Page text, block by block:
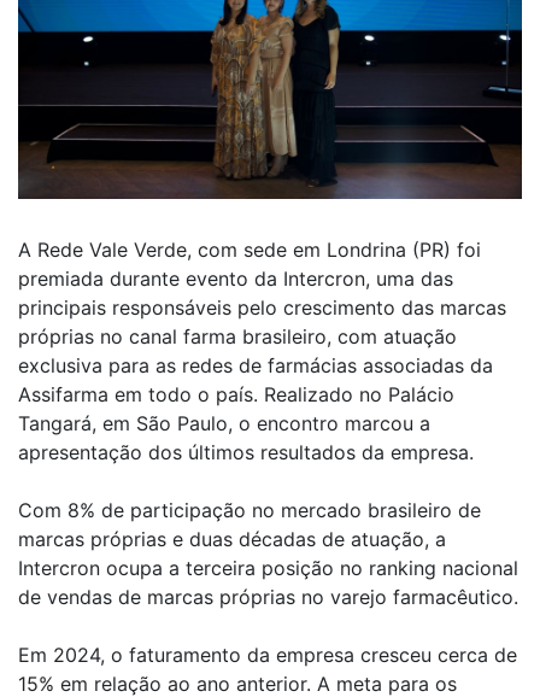
A Rede Vale Verde, com sede em Londrina (PR) foi
premiada durante evento da Intercron, uma das
principais responsáveis pelo crescimento das marcas
próprias no canal farma brasileiro, com atuação
exclusiva para as redes de farmácias associadas da
Assifarma em todo o país. Realizado no Palácio
Tangará, em São Paulo, o encontro marcou a
apresentação dos últimos resultados da empresa.
Com 8% de participação no mercado brasileiro de
marcas próprias e duas décadas de atuação, a
Intercron ocupa a terceira posição no ranking nacional
de vendas de marcas próprias no varejo farmacêutico.
Em 2024, o faturamento da empresa cresceu cerca de
15% em relação ao ano anterior. A meta para os